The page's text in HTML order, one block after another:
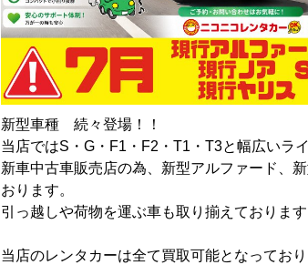
新型車種　続々登場！！
当店ではS・G・F1・F2・T1・T3と幅広いラ
新車中古車販売店の為、新型アルファード、
おります。
引っ越しや荷物を運ぶ車も取り揃えております
当店のレンタカーは全て買取可能となってお